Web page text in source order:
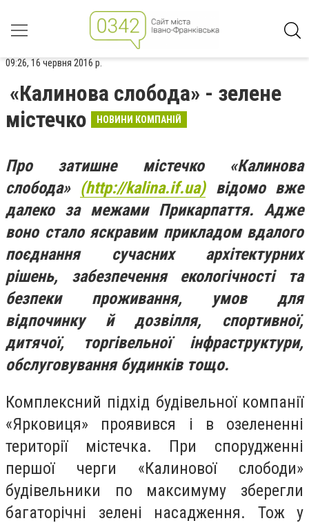
09:26, 16 червня 2016 р.
«Калинова слобода» - зелене
містечко
НОВИНИ КОМПАНІЙ
Про затишне містечко «Калинова
слобода» (http://kalina.if.ua)відомо вже
далеко за межами Прикарпаття. Адже
воно стало яскравим прикладом вдалого
поєднання сучасних архітектурних
рішень, забезпечення екологічності та
безпеки проживання, умов для
відпочинку й дозвілля, спортивної,
дитячої, торгівельної інфраструктури,
обслуговування будинків тощо.
Комплексний підхід будівельної компанії
«Ярковиця» проявився і в озелененні
території містечка. При спорудженні
першої черги «Калинової слободи»
будівельники по максимуму зберегли
багаторічні зелені насадження. Тож у